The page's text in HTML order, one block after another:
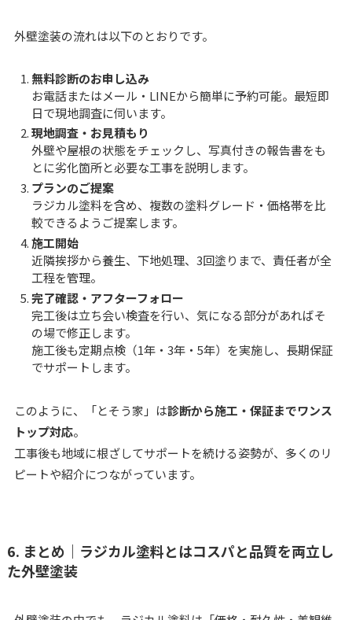
外壁塗装の流れは以下のとおりです。
無料診断のお申し込み
お電話またはメール・LINEから簡単に予約可能。最短即
日で現地調査に伺います。
現地調査・お見積もり
外壁や屋根の状態をチェックし、写真付きの報告書をも
とに劣化箇所と必要な工事を説明します。
プランのご提案
ラジカル塗料を含め、複数の塗料グレード・価格帯を比
較できるようご提案します。
施工開始
近隣挨拶から養生、下地処理、3回塗りまで、責任者が全
工程を管理。
完了確認・アフターフォロー
完工後は立ち会い検査を行い、気になる部分があればそ
の場で修正します。
施工後も定期点検（1年・3年・5年）を実施し、長期保証
でサポートします。
このように、「とそう家」は診断から施工・保証までワンス
トップ対応。
工事後も地域に根ざしてサポートを続ける姿勢が、多くのリ
ピートや紹介につながっています。
6. まとめ｜ラジカル塗料とはコスパと品質を両立し
た外壁塗装